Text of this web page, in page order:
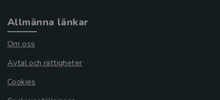
Allmänna länkar
Om oss
Avtal och rättigheter
Cookies